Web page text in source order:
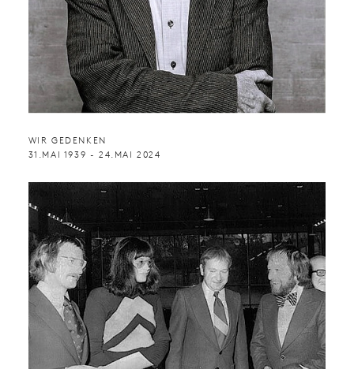
WIR GEDENKEN
31.MAI 1939 - 24.MAI 2024